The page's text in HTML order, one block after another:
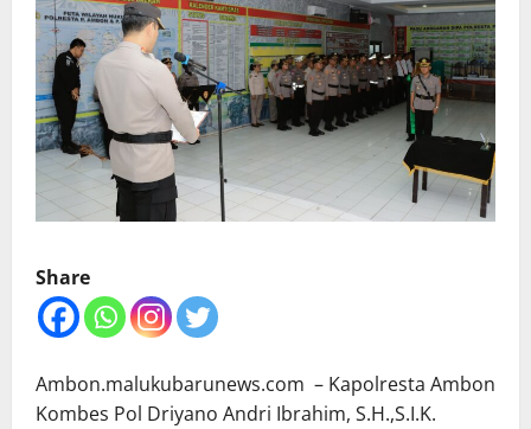
Share
Ambon.malukubarunews.com – Kapolresta Ambon
Kombes Pol Driyano Andri Ibrahim, S.H.,S.I.K.